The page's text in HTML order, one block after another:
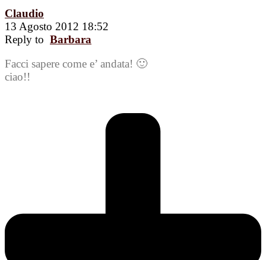
Claudio
13 Agosto 2012 18:52
Reply to Barbara
Facci sapere come e’ andata! 🙂
ciao!!